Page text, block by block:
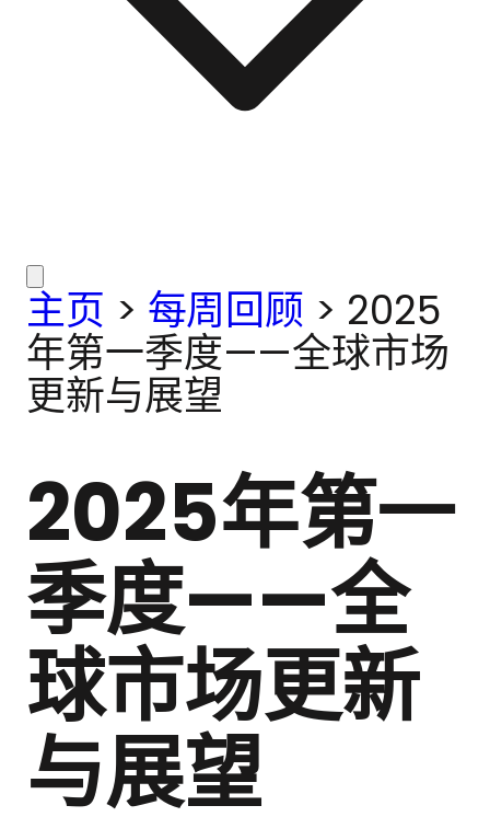
主页 > 每周回顾 > 2025
年第一季度——全球市场
更新与展望
2025年第一
季度——全
球市场更新
与展望